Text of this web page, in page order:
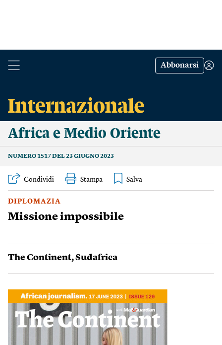
Abbonarsi
Africa e Medio Oriente
NUMERO 1517 DEL 23 GIUGNO 2023
Condividi Stampa
DIPLOMAZIA
Missione impossibile
The Continent,Sudafrica